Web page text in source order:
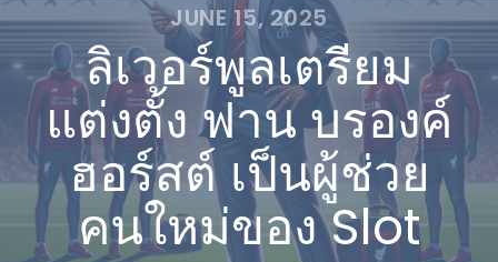
JUNE 15, 2025
ลิเวอร์พูลเตรียม
แต่งตั้ง ฟาน บรองค์
ฮอร์สต์ เป็นผู้ช่วย
คนใหม่ของ Slot